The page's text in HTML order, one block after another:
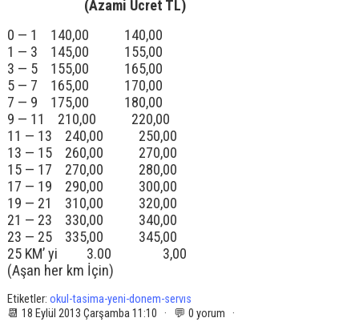
(Azami Ücret TL)
0 — 1 140,00 140,00
1 — 3 145,00 155,00
3 — 5 155,00 165,00
5 — 7 165,00 170,00
7 — 9 175,00 180,00
9 — 11 210,00 220,00
11 — 13 240,00 250,00
13 — 15 260,00 270,00
15 — 17 270,00 280,00
17 — 19 290,00 300,00
19 — 21 310,00 320,00
21 — 23 330,00 340,00
23 — 25 335,00 345,00
25 KM’ yi 3.00 3,00
(Aşan her km İçin)
Etiketler: okul-tasima-yeni-donem-servıs
📆 18 Eylül 2013 Çarşamba 11:10 · 💬 0 yorum ·